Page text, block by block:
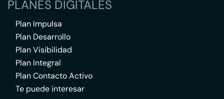
PLANES DIGITALES
Plan Impulsa
Plan Desarrollo
Plan Visibilidad
Plan Integral
Plan Contacto Activo
Te puede interesar